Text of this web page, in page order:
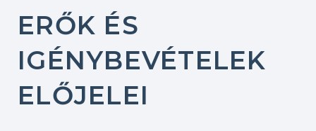
ERŐK ÉS
IGÉNYBEVÉTELEK
ELŐJELEI